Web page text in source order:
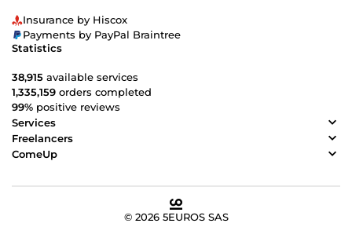
Insurance by Hiscox
Payments by PayPal Braintree
Statistics
38,915 available services
1,335,159 orders completed
99% positive reviews
Services
Freelancers
ComeUp
© 2026 5EUROS SAS